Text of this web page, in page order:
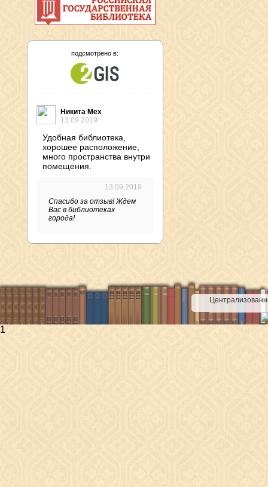
подсмотрено в:
Никита Мех
13.09.2019
Удобная библиотека,
хорошее расположение,
много пространства внутри
помещения.
13.09.2019
Спасибо за отзыв! Ждем
Вас в библиотеках
города!
1